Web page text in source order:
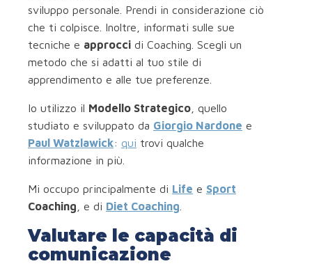
sviluppo personale. Prendi in considerazione ciò
che ti colpisce. Inoltre, informati sulle sue
tecniche e approcci di Coaching. Scegli un
metodo che si adatti al tuo stile di
apprendimento e alle tue preferenze.
Io utilizzo il Modello Strategico , quello
studiato e sviluppato da Giorgio Nardone e
Paul Watzlawick: qui trovi qualche
informazione in più.
Mi occupo principalmente di Life e Sport
Coaching , e di Diet Coaching
Valutare le capacità di
comunicazione